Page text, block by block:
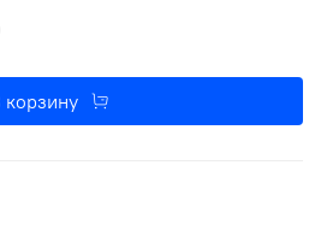
RCM 045
корзину